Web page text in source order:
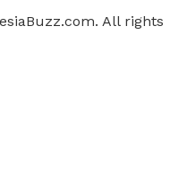
All rights